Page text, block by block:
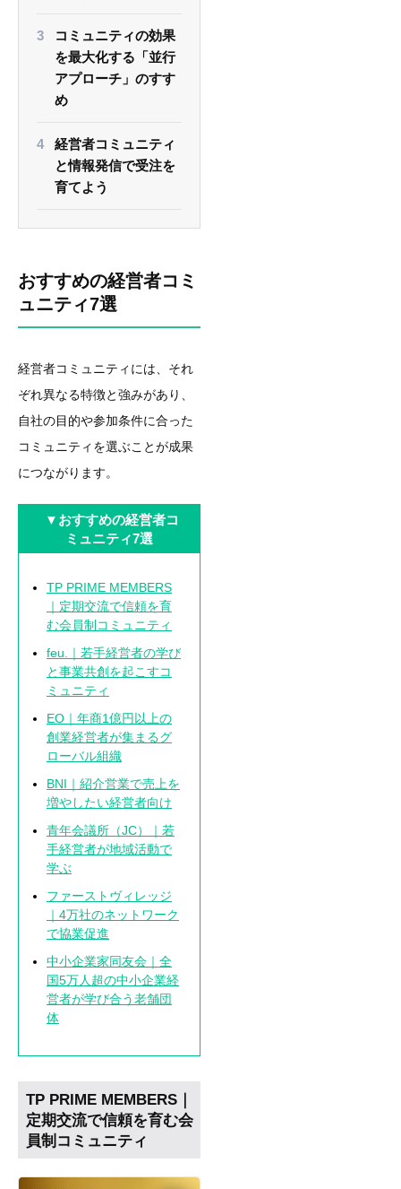
コミュニティの効果
を最大化する「並行
アプローチ」のすす
め
経営者コミュニティ
と情報発信で受注を
育てよう
おすすめの経営者コミ
ュニティ7選
経営者コミュニティには、それ
ぞれ異なる特徴と強みがあり、
自社の目的や参加条件に合った
コミュニティを選ぶことが成果
につながります。
▼ おすすめの経営者コ
ミュニティ7選
TP PRIME MEMBERS
｜定期交流で信頼を育
む会員制コミュニティ
feu.｜若手経営者の学び
と事業共創を起こすコ
ミュニティ
EO｜年商1億円以上の
創業経営者が集まるグ
ローバル組織
BNI｜紹介営業で売上を
増やしたい経営者向け
青年会議所（JC）｜若
手経営者が地域活動で
学ぶ
ファーストヴィレッジ
｜4万社のネットワーク
で協業促進
中小企業家同友会｜全
国5万人超の中小企業経
営者が学び合う老舗団
体
TP PRIME MEMBERS｜
定期交流で信頼を育む会
員制コミュニティ